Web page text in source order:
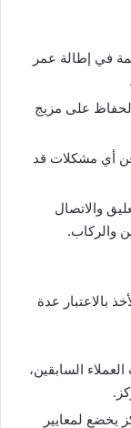
في إطالة عمر
على مزيج
أي مشكلات قد
والاتصال
والركاب.
بالاعتبار عدة
السابقين،
يخضع لمعايير